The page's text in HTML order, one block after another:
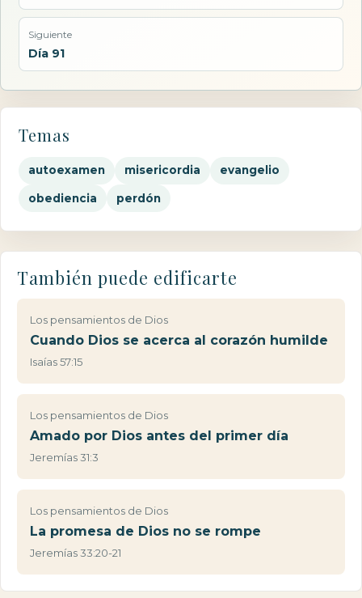
Siguiente
Día 91
Temas
autoexamen misericordia evangelio
obediencia perdón
También puede edificarte
Los pensamientos de Dios
Cuando Dios se acerca al corazón humilde
Isaías 57:15
Los pensamientos de Dios
Amado por Dios antes del primer día
Jeremías 31:3
Los pensamientos de Dios
La promesa de Dios no se rompe
Jeremías 33:20-21